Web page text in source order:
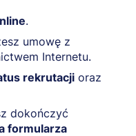
.
umowę z
Internetu.
rekrutacji oraz
dokończyć
formularza